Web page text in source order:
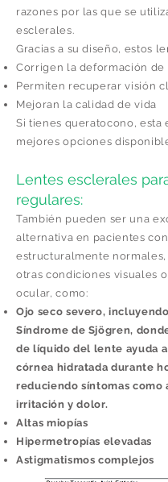
razones por las que se
esclerales.
Gracias a su diseño, estos
Corrigen la deformación de
Permiten recuperar visión
Mejoran la calidad de vida
Si tienes queratocono, esta
mejores opciones
Lentes esclerales
regulares:
También pueden ser una
alternativa en pacientes
estructuralmente normales,
otras condiciones visuales
ocular, como:
Ojo seco severo,
Síndrome de Sjögren,
de líquido del lente ayuda
córnea hidratada durante
reduciendo síntomas como
irritación y dolor.
Altas miopías
Hipermetropías elevadas
Astigmatismos complejos